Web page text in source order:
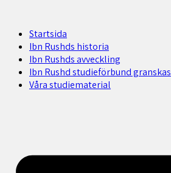
Startsida
Ibn Rushds historia
Ibn Rushds avveckling
Ibn Rushd studieförbund granskas​
Våra studiematerial